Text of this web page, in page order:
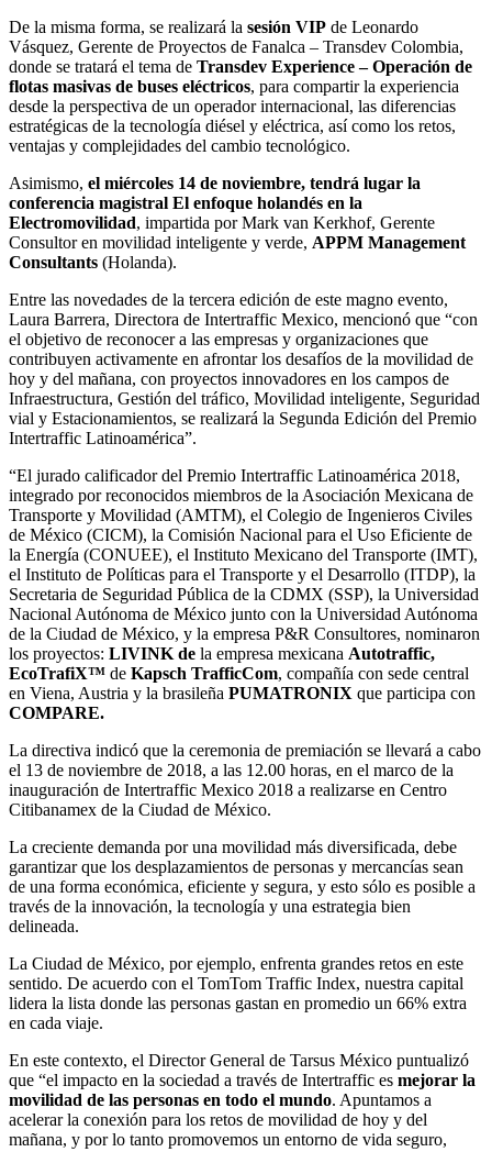
De la misma forma, se realizará la sesión VIP de Leonardo
Vásquez, Gerente de Proyectos de Fanalca – Transdev Colombia,
donde se tratará el tema de Transdev Experience – Operación de
flotas masivas de buses eléctricos, para compartir la experiencia
desde la perspectiva de un operador internacional, las diferencias
estratégicas de la tecnología diésel y eléctrica, así como los retos,
ventajas y complejidades del cambio tecnológico.
Asimismo, el miércoles 14 de noviembre, tendrá lugar la
conferencia magistral El enfoque holandés en la
Electromovilidad, impartida por Mark van Kerkhof, Gerente
Consultor en movilidad inteligente y verde, APPM Management
Consultants (Holanda).
Entre las novedades de la tercera edición de este magno evento,
Laura Barrera, Directora de Intertraffic Mexico, mencionó que “con
el objetivo de reconocer a las empresas y organizaciones que
contribuyen activamente en afrontar los desafíos de la movilidad de
hoy y del mañana, con proyectos innovadores en los campos de
Infraestructura, Gestión del tráfico, Movilidad inteligente, Seguridad
vial y Estacionamientos, se realizará la Segunda Edición del Premio
Intertraffic Latinoamérica”.
“El jurado calificador del Premio Intertraffic Latinoamérica 2018,
integrado por reconocidos miembros de la Asociación Mexicana de
Transporte y Movilidad (AMTM), el Colegio de Ingenieros Civiles
de México (CICM), la Comisión Nacional para el Uso Eficiente de
la Energía (CONUEE), el Instituto Mexicano del Transporte (IMT),
el Instituto de Políticas para el Transporte y el Desarrollo (ITDP), la
Secretaria de Seguridad Pública de la CDMX (SSP), la Universidad
Nacional Autónoma de México junto con la Universidad Autónoma
de la Ciudad de México, y la empresa P&R Consultores, nominaron
los proyectos: LIVINK de la empresa mexicana Autotraffic,
EcoTrafiX™ de Kapsch TrafficCom, compañía con sede central
en Viena, Austria y la brasileña PUMATRONIX que participa con
COMPARE.
La directiva indicó que la ceremonia de premiación se llevará a cabo
el 13 de noviembre de 2018, a las 12.00 horas, en el marco de la
inauguración de Intertraffic Mexico 2018 a realizarse en Centro
Citibanamex de la Ciudad de México.
La creciente demanda por una movilidad más diversificada, debe
garantizar que los desplazamientos de personas y mercancías sean
de una forma económica, eficiente y segura, y esto sólo es posible a
través de la innovación, la tecnología y una estrategia bien
delineada.
La Ciudad de México, por ejemplo, enfrenta grandes retos en este
sentido. De acuerdo con el TomTom Traffic Index, nuestra capital
lidera la lista donde las personas gastan en promedio un 66% extra
en cada viaje.
En este contexto, el Director General de Tarsus México puntualizó
que “el impacto en la sociedad a través de Intertraffic es mejorar la
movilidad de las personas en todo el mundo. Apuntamos a
acelerar la conexión para los retos de movilidad de hoy y del
mañana, y por lo tanto promovemos un entorno de vida seguro,